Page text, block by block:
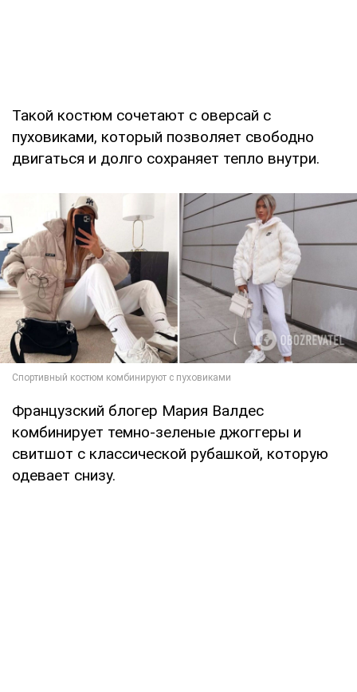
Такой костюм сочетают с оверсай с
пуховиками, который позволяет свободно
двигаться и долго сохраняет тепло внутри.
Французский блогер Мария Валдес
комбинирует темно-зеленые джоггеры и
свитшот с классической рубашкой, которую
одевает снизу.